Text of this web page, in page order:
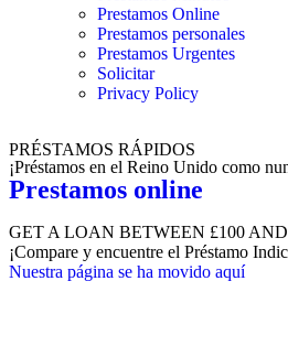
Prestamos Online
Prestamos personales
Prestamos Urgentes
Solicitar
Privacy Policy
PRÉSTAMOS RÁPIDOS
¡Préstamos en el Reino Unido como
Prestamos online
GET A LOAN BETWEEN £100
¡Compare y encuentre el Préstamo
Nuestra página se ha movido aquí